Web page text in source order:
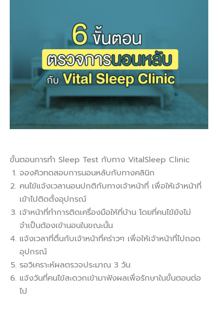
ขั้นตอนการทำ Sleep Test กับทาง VitalSleep Clinic
จองคิวทดสอบการนอนหลับกับทางคลินิก
คนไข้แจ้งเวลานอนปกติกับทางเจ้าหน้าที่ เพื่อให้เจ้าหน้าที่
เข้าไปติดตั้งอุปกรณ์
เจ้าหน้าที่ทำการติดเครื่องมือให้ที่บ้าน โดยที่คนไข้ยังไม่
จำเป็นต้องเข้านอนในขณะนั้น
แจ้งเวลาที่ตื่นกับเจ้าหน้าที่คร่าวๆ เพื่อให้เจ้าหน้าที่ไปถอด
อุปกรณ์
รอวิเคราะห์ผลตรวจประมาณ 3 วัน
แจ้งวันที่คนไข้สะดวกเข้ามาฟังผลเพื่อรักษาในขั้นตอนต่อ
ไป